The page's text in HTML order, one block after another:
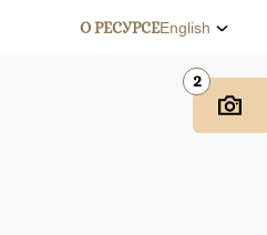
О РЕСУРСЕEnglish
2